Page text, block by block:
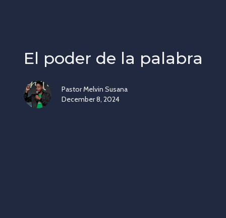
El poder de la palabra
Pastor Melvin Susana
December 8, 2024